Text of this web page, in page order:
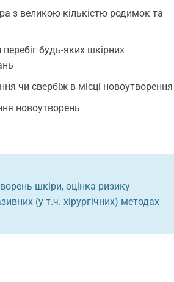
з великою кількістю родимок та
будь-яких шкірних
чи свербіж в місці новоутворення
новоутворень
шкіри, оцінка ризику
(у т.ч. хірургічних) методах